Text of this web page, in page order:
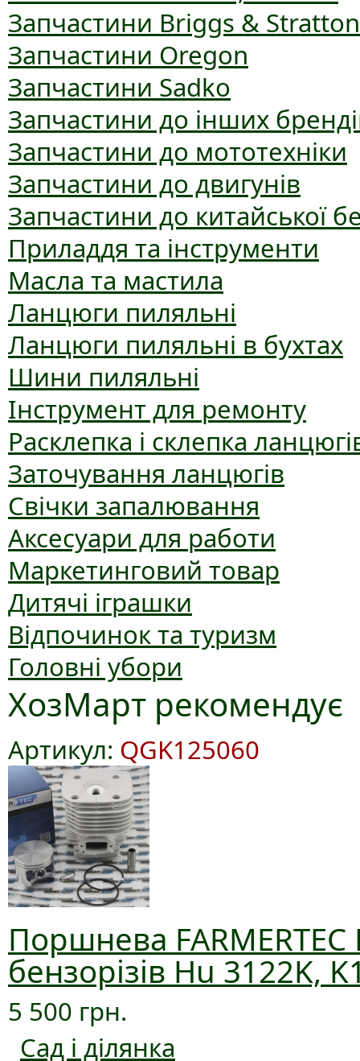
Запчастини Briggs & Stratton
Запчастини Oregon
Запчастини Sadko
Запчастини до інших
Запчастини до мототехніки
Запчастини до двигунів
Запчастини до китайської
Приладдя та інструменти
Масла та мастила
Ланцюги пиляльні
Ланцюги пиляльні в бухтах
Шини пиляльні
Інструмент для ремонту
Расклепка і склепка
Заточування ланцюгів
Свічки запалювання
Аксесуари для работи
Маркетинговий товар
Дитячі іграшки
Відпочинок та туризм
Головні убори
ХозМарт рекомендує
Артикул: QGK125060
Поршнева
бензорізів Hu 3122K,
5 500 грн.
Сад і ділянка